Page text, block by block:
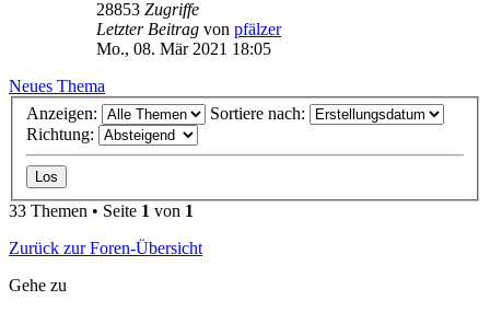
28853 Zugriffe
Letzter Beitrag von pfälzer
Mo., 08. Mär 2021 18:05
Neues Thema
Anzeigen:
Sortiere nach:
Richtung:
33 Themen • Seite 1 von 1
Zurück zur Foren-Übersicht
Gehe zu